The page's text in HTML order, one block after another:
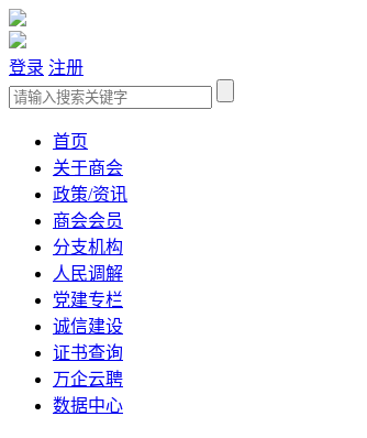
登录 注册
首页
关于商会
政策/资讯
商会会员
分支机构
人民调解
党建专栏
诚信建设
证书查询
万企云聘
数据中心